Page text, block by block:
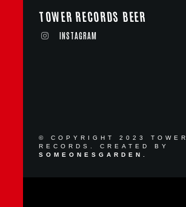
TOWER RECORDS BEER
INSTAGRAM
© COPYRIGHT 2023 TOWER
RECORDS. CREATED BY
SOMEONESGARDEN.